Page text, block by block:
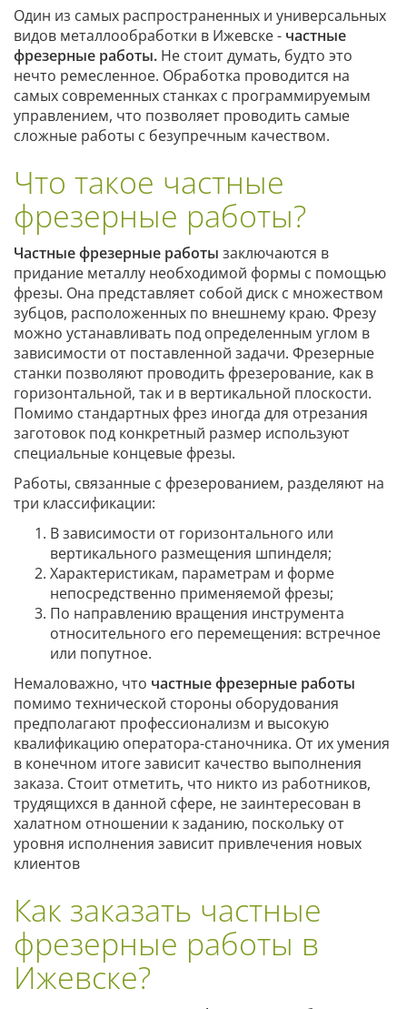
Один из самых распространенных и универсальных
видов металлообработки в Ижевске - частные
фрезерные работы. Не стоит думать, будто это
нечто ремесленное. Обработка проводится на
самых современных станках с программируемым
управлением, что позволяет проводить самые
сложные работы с безупречным качеством.
Что такое частные
фрезерные работы?
Частные фрезерные работы заключаются в
придание металлу необходимой формы с помощью
фрезы. Она представляет собой диск с множеством
зубцов, расположенных по внешнему краю. Фрезу
можно устанавливать под определенным углом в
зависимости от поставленной задачи. Фрезерные
станки позволяют проводить фрезерование, как в
горизонтальной, так и в вертикальной плоскости.
Помимо стандартных фрез иногда для отрезания
заготовок под конкретный размер используют
специальные концевые фрезы.
Работы, связанные с фрезерованием, разделяют на
три классификации:
В зависимости от горизонтального или
вертикального размещения шпинделя;
Характеристикам, параметрам и форме
непосредственно применяемой фрезы;
По направлению вращения инструмента
относительного его перемещения: встречное
или попутное.
Немаловажно, что частные фрезерные работы
помимо технической стороны оборудования
предполагают профессионализм и высокую
квалификацию оператора-станочника. От их умения
в конечном итоге зависит качество выполнения
заказа. Стоит отметить, что никто из работников,
трудящихся в данной сфере, не заинтересован в
халатном отношении к заданию, поскольку от
уровня исполнения зависит привлечения новых
клиентов
Как заказать частные
фрезерные работы в
Ижевске?